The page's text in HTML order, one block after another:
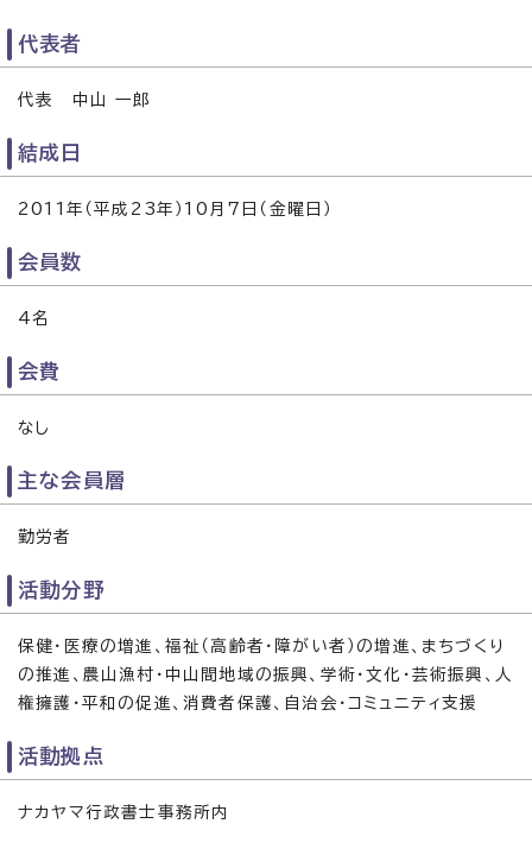
代表者
代表 中山 一郎
結成日
2011年（平成23年）10月7日（金曜日）
会員数
4名
会費
なし
主な会員層
勤労者
活動分野
保健・医療の増進、福祉（高齢者・障がい者）の増進、まちづくり
の推進、農山漁村・中山間地域の振興、学術・文化・芸術振興、人
権擁護・平和の促進、消費者保護、自治会・コミュニティ支援
活動拠点
ナカヤマ行政書士事務所内